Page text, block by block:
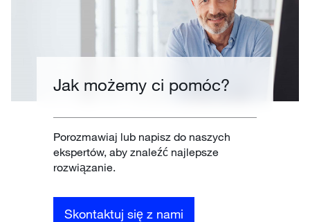
Jak możemy ci pomóc?
Porozmawiaj lub napisz do naszych
ekspertów, aby znaleźć najlepsze
rozwiązanie.
Skontaktuj się z nami